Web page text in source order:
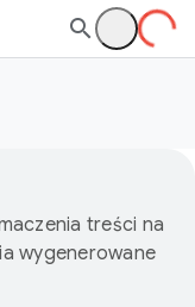
treści na
wygenerowane